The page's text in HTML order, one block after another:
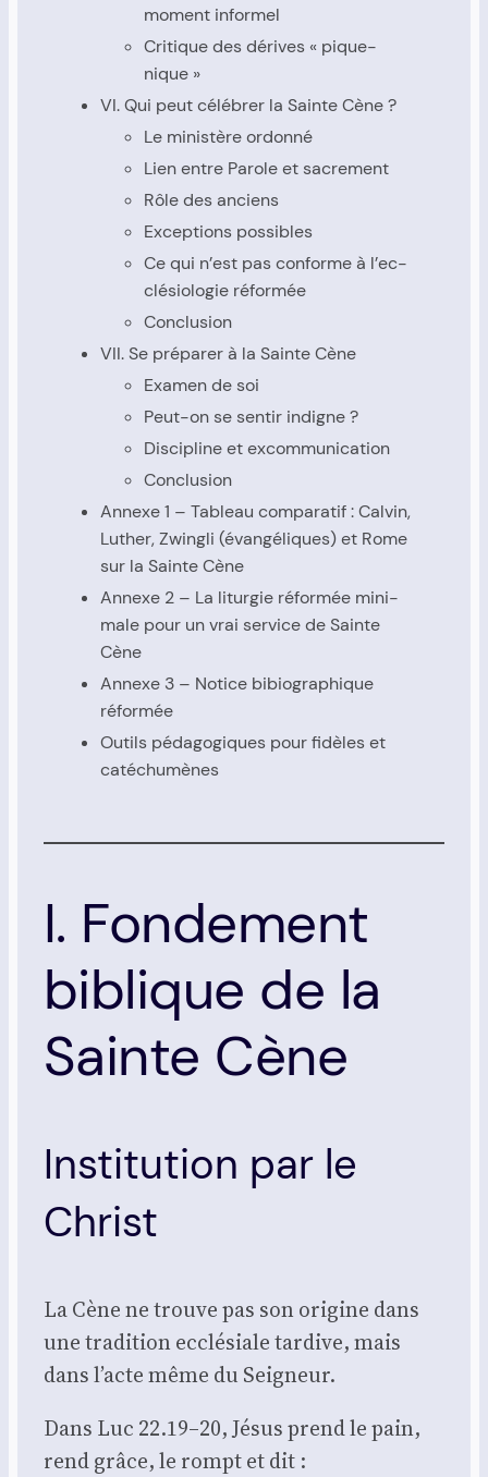
moment infor­mel
Cri­tique des dérives « pique-
nique »
VI. Qui peut célé­brer la Sainte Cène ?
Le minis­tère ordon­né
Lien entre Parole et sacre­ment
Rôle des anciens
Excep­tions pos­sibles
Ce qui n’est pas conforme à l’ec­
clé­sio­lo­gie réfor­mée
Conclu­sion
VII. Se pré­pa­rer à la Sainte Cène
Exa­men de soi
Peut-on se sen­tir indigne ?
Dis­ci­pline et excom­mu­ni­ca­tion
Conclu­sion
Annexe 1 – Tableau com­pa­ra­tif : Cal­vin,
Luther, Zwin­gli (évan­gé­liques) et Rome
sur la Sainte Cène
Annexe 2 – La litur­gie réfor­mée mini­
male pour un vrai ser­vice de Sainte
Cène
Annexe 3 – Notice bibio­gra­phique
réfor­mée
Outils péda­go­giques pour fidèles et
caté­chu­mènes
I. Fondement
biblique de la
Sainte Cène
Institution par le
Christ
La Cène ne trouve pas son ori­gine dans
une tra­di­tion ecclé­siale tar­dive, mais
dans l’acte même du Sei­gneur.
Dans Luc 22.19–20, Jésus prend le pain,
rend grâce, le rompt et dit :